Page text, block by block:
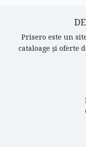
Prisero este un
cataloage și oferte